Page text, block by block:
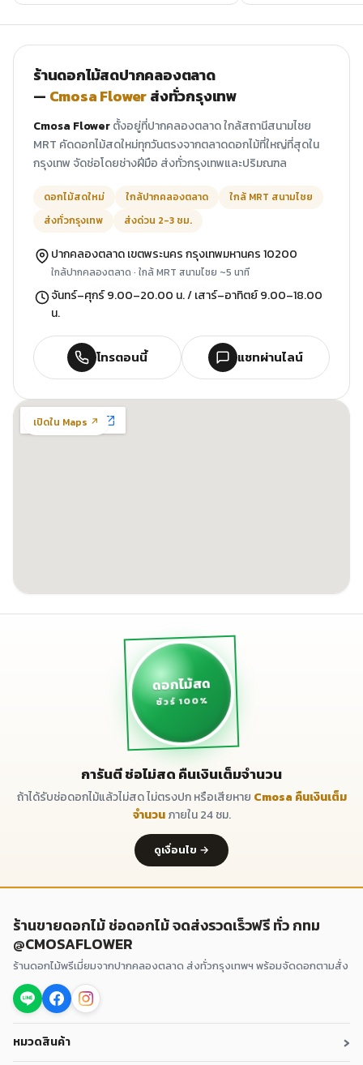
ร้านดอกไม้สดปากคลองตลาด
— Cmosa Flowerส่งทั่วกรุงเทพ
Cmosa Flowerตั้งอยู่ที่ปากคลองตลาด ใกล้สถานีสนามไชย
MRT คัดดอกไม้สดใหม่ทุกวันตรงจากตลาดดอกไม้ที่ใหญ่ที่สุดใน
กรุงเทพ จัดช่อโดยช่างฝีมือ ส่งทั่วกรุงเทพและปริมณฑล
ดอกไม้สดใหม่ ใกล้ปากคลองตลาด
ใกล้ MRT สนามไชย
ส่งทั่วกรุงเทพ
ส่งด่วน 2-3 ชม.
ปากคลองตลาด เขตพระนคร กรุงเทพมหานคร 10200
ใกล้ปากคลองตลาด · ใกล้ MRT สนามไชย ~5 นาที
จันทร์–ศุกร์ 9.00–20.00 น. / เสาร์–อาทิตย์ 9.00–18.00
น.
โทรตอนนี้ แชทผ่านไลน์
เปิดใน Maps ↗
ดอกไม้สด
ชัวร์ 100%
การันตี ช่อไม่สด คืนเงินเต็มจำนวน
ถ้าได้รับช่อดอกไม้แล้วไม่สด ไม่ตรงปก หรือเสียหาย Cmosa คืนเงินเต็ม
จำนวนภายใน 24 ชม.
ดูเงื่อนไข →
ร้านขายดอกไม้ ช่อดอกไม้ จดส่งรวดเร็วฟรี ทั่ว กทม
@CMOSAFLOWER
ร้านดอกไม้พรีเมี่ยมจากปากคลองตลาด ส่งทั่วกรุงเทพฯ พร้อมจัดดอกตามสั่ง
หมวดสินค้า ›